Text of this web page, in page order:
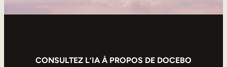
CONSULTEZ L’IA À PROPOS DE DOCEBO